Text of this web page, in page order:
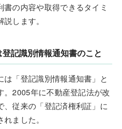
書の内容や取得できるタイミ
します。
記識別情報通知書のこと
は「登記識別情報通知書」と
。2005年に不動産登記法が改
、従来の「登記済権利証」に
ました。